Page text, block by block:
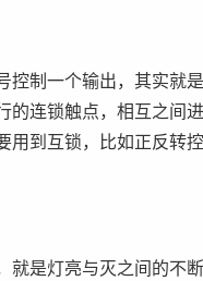
控制一个输出，其实就
的连锁触点，相互之间
到互锁，比如正反转控
就是灯亮与灭之间的不